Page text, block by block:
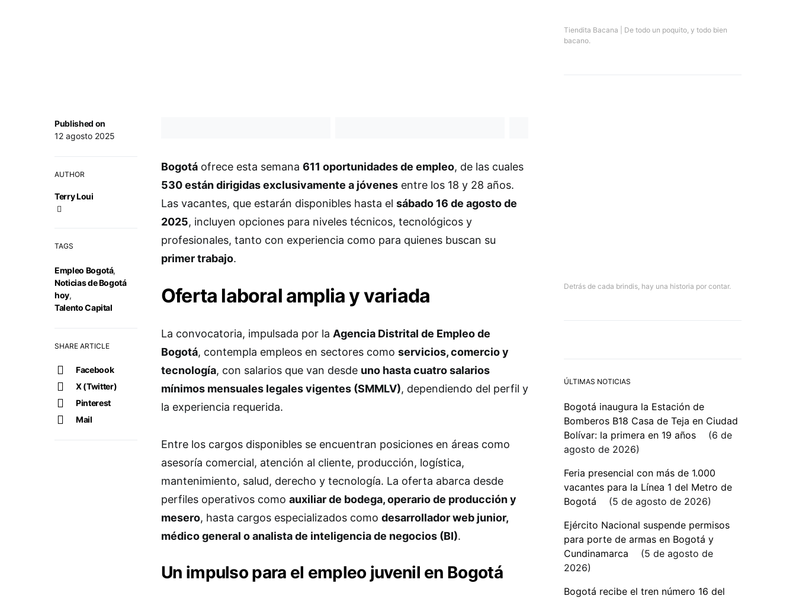
Published on
12 agosto 2025
AUTHOR
Terry Loui
TAGS
Empleo Bogotá,
Noticias de Bogotá
hoy,
Talento Capital
SHARE ARTICLE
Facebook
X (Twitter)
Pinterest
Mail
Bogotá ofrece esta semana 611 oportunidades de empleo, de las cuales
530 están dirigidas exclusivamente a jóvenes entre los 18 y 28 años.
Las vacantes, que estarán disponibles hasta el sábado 16 de agosto de
2025, incluyen opciones para niveles técnicos, tecnológicos y
profesionales, tanto con experiencia como para quienes buscan su
primer trabajo.
Oferta laboral amplia y variada
La convocatoria, impulsada por la Agencia Distrital de Empleo de
Bogotá, contempla empleos en sectores como servicios, comercio y
tecnología, con salarios que van desde uno hasta cuatro salarios
mínimos mensuales legales vigentes (SMMLV), dependiendo del perfil y
la experiencia requerida.
Entre los cargos disponibles se encuentran posiciones en áreas como
asesoría comercial, atención al cliente, producción, logística,
mantenimiento, salud, derecho y tecnología. La oferta abarca desde
perfiles operativos como auxiliar de bodega, operario de producción y
mesero, hasta cargos especializados como desarrollador web junior,
médico general o analista de inteligencia de negocios (BI).
Un impulso para el empleo juvenil en Bogotá
Tiendita Bacana | De todo un poquito, y todo bien
bacano.
Detrás de cada brindis, hay una historia por contar.
ÚLTIMAS NOTICIAS
Bogotá inaugura la Estación de
Bomberos B18 Casa de Teja en Ciudad
Bolívar: la primera en 19 años
6 de
agosto de 2026
Feria presencial con más de 1.000
vacantes para la Línea 1 del Metro de
Bogotá
5 de agosto de 2026
Ejército Nacional suspende permisos
para porte de armas en Bogotá y
Cundinamarca
5 de agosto de
2026
Bogotá recibe el tren número 16 del